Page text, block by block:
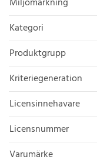
Kategori
Produktgrupp
Kriteriegeneration
Licensinnehavare
Licensnummer
Varumärke